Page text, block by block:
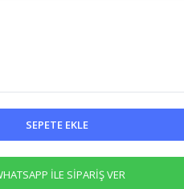
SEPETE EKLE
İLE SİPARİŞ VER